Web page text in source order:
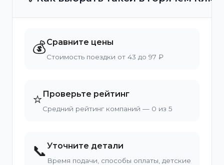
💰Сравните цены
Стоимость поездки от 43 до 97 ₽
⭐Проверьте рейтинг
Средний рейтинг компаний — 0 из 5
📞Уточните детали
Время подачи, способы оплаты, детские